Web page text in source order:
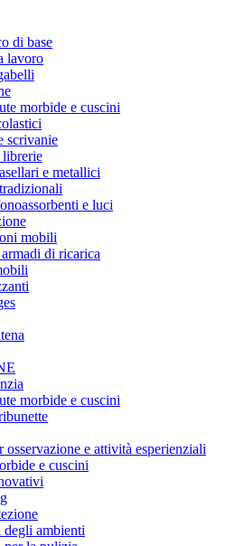
di base
lavoro
morbide e cuscini
scrivanie
e metallici
e luci
mobili
di ricarica
morbide e cuscini
osservazione e attività esperienziali
e cuscini
degli ambienti